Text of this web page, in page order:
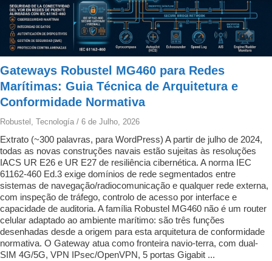
Gateways Robustel MG460 para Redes
Marítimas: Guia Técnica de Arquitetura e
Conformidade Normativa
Robustel , Tecnología / 6 de Julho, 2026
Extrato (~300 palavras, para WordPress) A partir de julho de 2024,
todas as novas construções navais estão sujeitas às resoluções
IACS UR E26 e UR E27 de resiliência cibernética. A norma IEC
61162-460 Ed.3 exige domínios de rede segmentados entre
sistemas de navegação/radiocomunicação e qualquer rede externa,
com inspeção de tráfego, controlo de acesso por interface e
capacidade de auditoria. A família Robustel MG460 não é um router
celular adaptado ao ambiente marítimo: são três funções
desenhadas desde a origem para esta arquitetura de conformidade
normativa. O Gateway atua como fronteira navio-terra, com dual-
SIM 4G/5G, VPN IPsec/OpenVPN, 5 portas Gigabit ...